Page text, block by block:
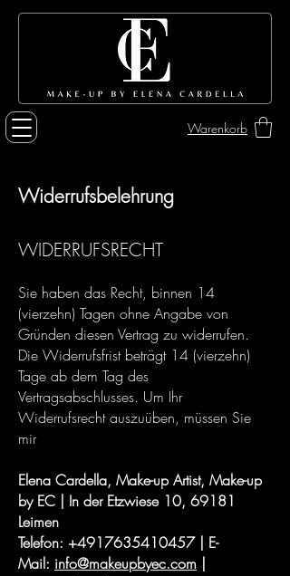
Warenkorb
Widerrufsbelehrung
WIDERRUFSRECHT
Sie haben das Recht, binnen 14
(vierzehn) Tagen ohne Angabe von
Gründen diesen Vertrag zu widerrufen.
Die Widerrufsfrist beträgt 14 (vierzehn)
Tage ab dem Tag des
Vertragsabschlusses. Um Ihr
Widerrufsrecht auszuüben, müssen Sie
mir
Elena Cardella, Make-up Artist, Make-up
by EC | In der Etzwiese 10, 69181
Leimen
Telefon: +4917635410457| E-
Mail: info@makeupbyec.com |